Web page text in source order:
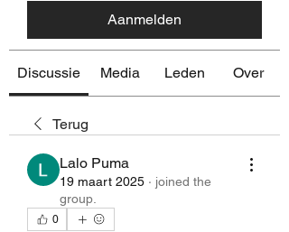
Aanmelden
Discussie Media Leden Over
Terug
Lalo Puma
19 maart 2025 · joined the
group.
0